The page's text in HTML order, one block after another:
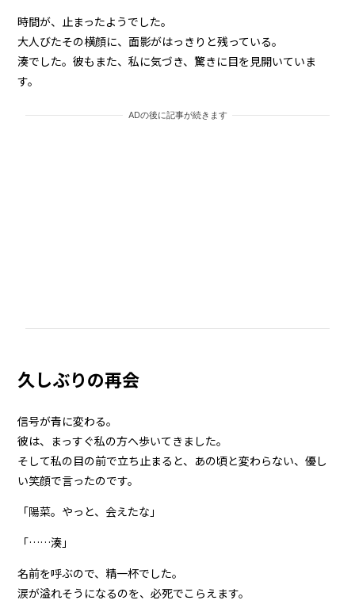
時間が、止まったようでした。
大人びたその横顔に、面影がはっきりと残っている。
湊でした。彼もまた、私に気づき、驚きに目を見開いていま
す。
ADの後に記事が続きます
久しぶりの再会
信号が青に変わる。
彼は、まっすぐ私の方へ歩いてきました。
そして私の目の前で立ち止まると、あの頃と変わらない、優し
い笑顔で言ったのです。
「陽菜。やっと、会えたな」
「……湊」
名前を呼ぶので、精一杯でした。
涙が溢れそうになるのを、必死でこらえます。